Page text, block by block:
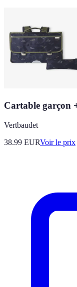
Cartable garçon
Vertbaudet
38.99 EURVoir le prix